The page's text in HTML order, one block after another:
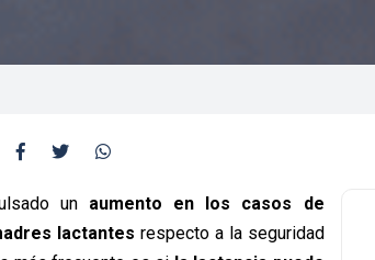
un aumento en los casos de
lactantes respecto a la seguridad